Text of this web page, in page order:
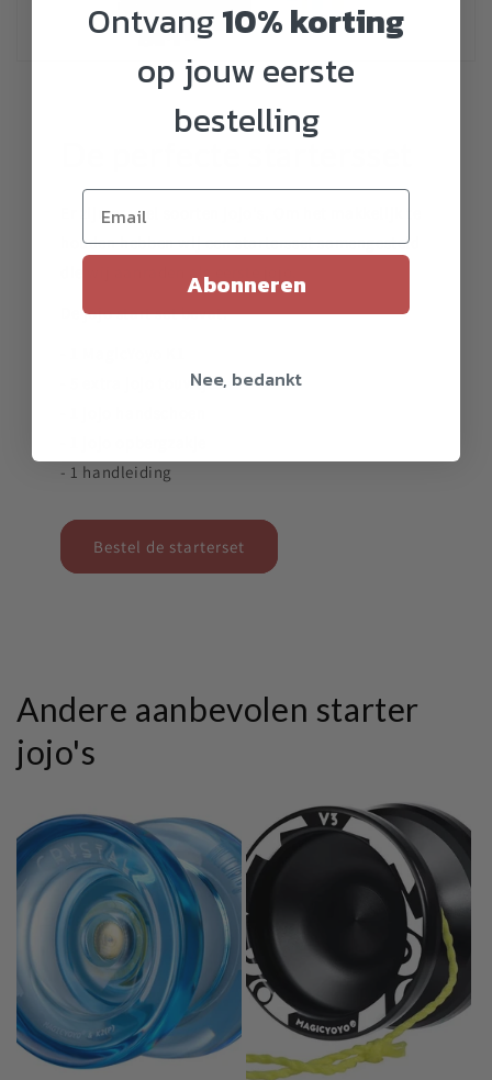
Er zijn er veel soorten jojo's. Om het makkelijk te
houden hebben wij een startersset samengesteld
die wij aanraden als eerste jojo.
De jojo start set bevat:
- 5 extra jojo touwtjes
- 1 handleiding
Bestel de starterset
Andere aanbevolen starter
jojo's
Ontvang10% korting
op jouw eerste
bestelling
Abonneren
Nee, bedankt